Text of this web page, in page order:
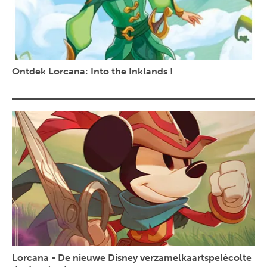
Ontdek Lorcana: Into the Inklands !
Lorcana - De nieuwe Disney verzamelkaartspelécolte